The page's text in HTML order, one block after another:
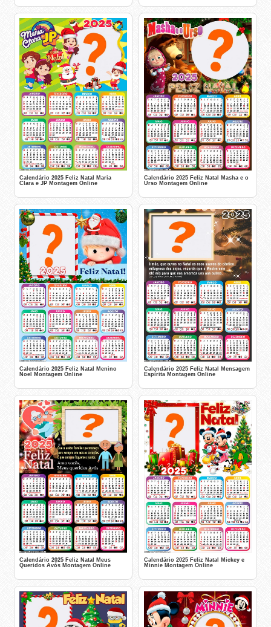
Calendário 2025 Feliz Natal Maria
Clara e JP Montagem Online
Calendário 2025 Feliz Natal Masha e o
Urso Montagem Online
Calendário 2025 Feliz Natal Menino
Noel Montagem Online
Calendário 2025 Feliz Natal Mensagem
Espírita Montagem Online
Calendário 2025 Feliz Natal Meus
Queridos Avós Montagem Online
Calendário 2025 Feliz Natal Mickey e
Minnie Montagem Online